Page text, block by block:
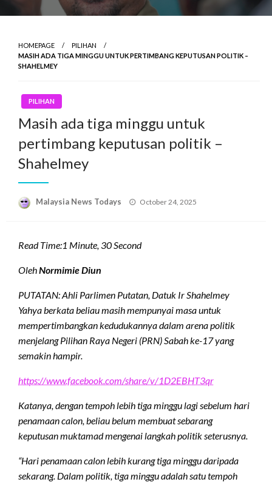
HOMEPAGE
PILIHAN
MASIH ADA TIGA MINGGU UNTUK PERTIMBANG KEPUTUSAN POLITIK –
SHAHELMEY
PILIHAN
Masih ada tiga minggu untuk
pertimbang keputusan politik –
Shahelmey
Malaysia News Todays
Posted
October 24, 2025
Read Time:1 Minute, 30 Second
OlehNormimie Diun
PUTATAN: Ahli Parlimen Putatan, Datuk Ir Shahelmey
Yahya berkata beliau masih mempunyai masa untuk
mempertimbangkan kedudukannya dalam arena politik
menjelang Pilihan Raya Negeri (PRN) Sabah ke-17 yang
semakin hampir.
https://www.facebook.com/share/v/1D2EBHT3qr
Katanya, dengan tempoh lebih tiga minggu lagi sebelum hari
penamaan calon, beliau belum membuat sebarang
keputusan muktamad mengenai langkah politik seterusnya.
“Hari penamaan calon lebih kurang tiga minggu daripada
sekarang. Dalam politik, tiga minggu adalah satu tempoh